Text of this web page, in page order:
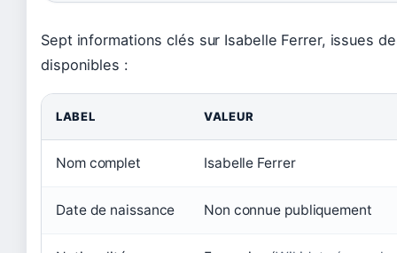
Sept informations clés sur Isabelle Ferrer, issues
disponibles :
LABEL VALEUR
Nom complet Isabelle Ferrer
Date de naissance Non connue publiquement